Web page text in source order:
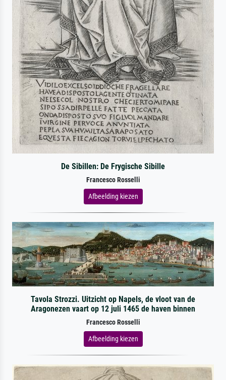
De Sibillen: De Frygische Sibille
Francesco Rosselli
Afbeelding kiezen
Tavola Strozzi. Uitzicht op Napels, de vloot van de
Aragonezen vaart op 12 juli 1465 de haven binnen
Francesco Rosselli
Afbeelding kiezen